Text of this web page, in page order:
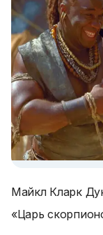
Майкл Кларк
«Царь